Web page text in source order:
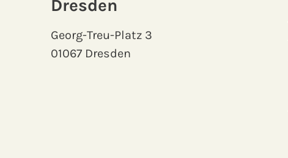
Dresden
Georg-Treu-Platz 3
01067 Dresden